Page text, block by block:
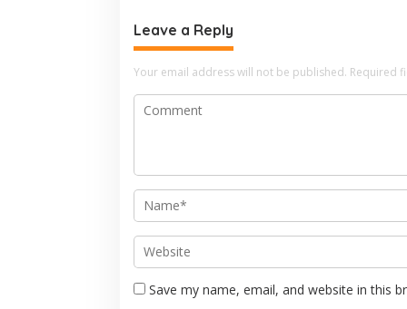
Leave a Reply
Your email address will not be published. Required
Save my name, email, and website in this